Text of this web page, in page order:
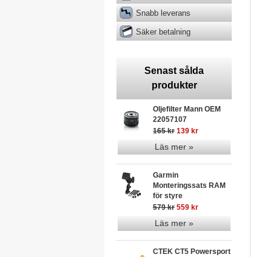
Snabb leverans
Säker betalning
Senast sålda
produkter
Oljefilter Mann OEM
22057107
165 kr 139 kr
Läs mer »
Garmin
Monteringssats RAM
för styre
579 kr 559 kr
Läs mer »
CTEK CT5 Powersport